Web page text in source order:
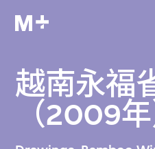
越南永福
（2009